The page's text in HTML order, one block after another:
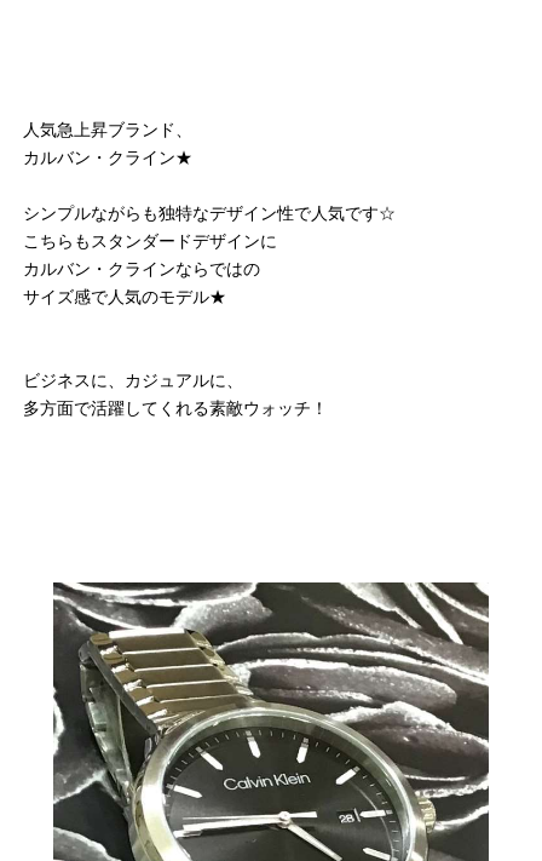
人気急上昇ブランド、
カルバン・クライン★
シンプルながらも独特なデザイン性で人気です☆
こちらもスタンダードデザインに
カルバン・クラインならではの
サイズ感で人気のモデル★
ビジネスに、カジュアルに、
多方面で活躍してくれる素敵ウォッチ！